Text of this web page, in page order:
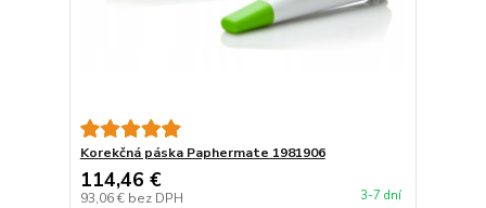
Korekčná páska Paphermate 1981906
114,46 €
93,06 € bez DPH 3-7 dní